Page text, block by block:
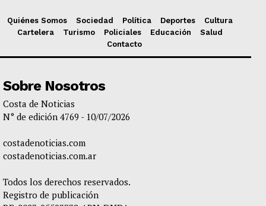
Quiénes Somos Sociedad Política Deportes
Cultura
Cartelera
Turismo Policiales Educación
Salud
Contacto
Sobre Nosotros
Costa de Noticias
N° de edición 4769 - 10/07/2026
costadenoticias.com
costadenoticias.com.ar
Todos los derechos reservados.
Registro de publicación